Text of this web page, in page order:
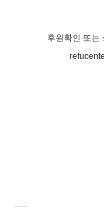
후원확인 또는